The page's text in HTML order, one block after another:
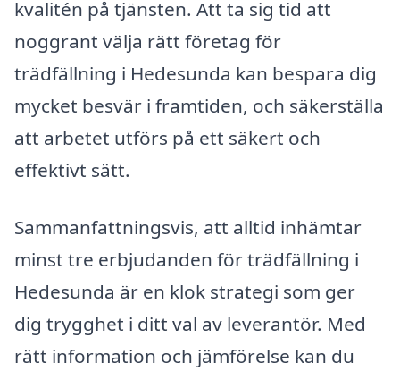
kvalitén på tjänsten. Att ta sig tid att
noggrant välja rätt företag för
trädfällning i Hedesunda kan bespara dig
mycket besvär i framtiden, och säkerställa
att arbetet utförs på ett säkert och
effektivt sätt.
Sammanfattningsvis, att alltid inhämtar
minst tre erbjudanden för trädfällning i
Hedesunda är en klok strategi som ger
dig trygghet i ditt val av leverantör. Med
rätt information och jämförelse kan du